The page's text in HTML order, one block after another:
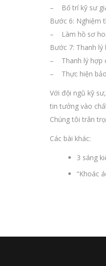
– Bố trí kỹ sư
Bước 6: Nghiệm
– Làm hồ sơ
Bước 7: Thanh
– Thanh lý hợp
– Thực hiện bảo
Với đội ngũ kỹ
tin tưởng vào
Chúng tôi trân
Các bài khác:
3 sáng
“Khoác